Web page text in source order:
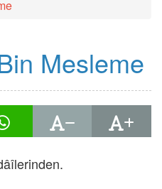
Mesleme